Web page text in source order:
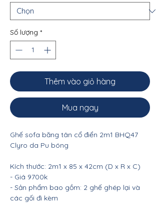
Số lượng *
Thêm vào giỏ hàng
Mua ngay
Ghế sofa băng tân cổ điển 2m1 BHQ47
Clyro da Pu bóng
Kích thước: 2m1 x 85 x 42cm (D x R x C)
- Giá 9700k
- Sản phẩm bao gồm: 2 ghế ghép lại và
các gối đi kèm